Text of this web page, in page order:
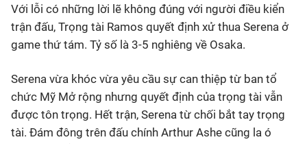
Với lỗi có những lời lẽ không đúng với người điều kiển
trận đấu, Trọng tài Ramos quyết định xử thua Serena ở
game thứ tám. Tỷ số là 3-5 nghiêng về Osaka.
Serena vừa khóc vừa yêu cầu sự can thiệp từ ban tổ
chức Mỹ Mở rộng nhưng quyết định của trọng tài vẫn
được tôn trọng. Hết trận, Serena từ chối bắt tay trọng
tài. Đám đông trên đấu chính Arthur Ashe cũng la ó